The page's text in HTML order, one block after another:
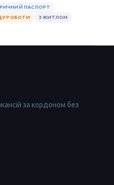
ПАСПОРТ
РОБОТИ
З ЖИТЛОМ
за кордоном без